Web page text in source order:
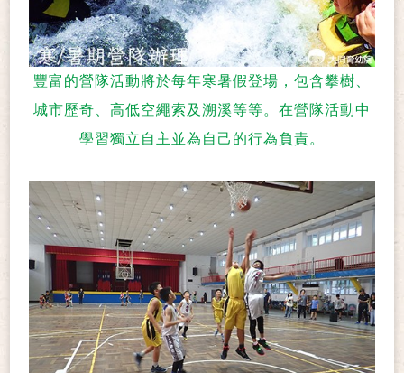
豐富的營隊活動將於每年寒暑假登場，包含攀樹、
城市歷奇、高低空繩索及溯溪等等。在營隊活動中
學習獨立自主並為自己的行為負責。